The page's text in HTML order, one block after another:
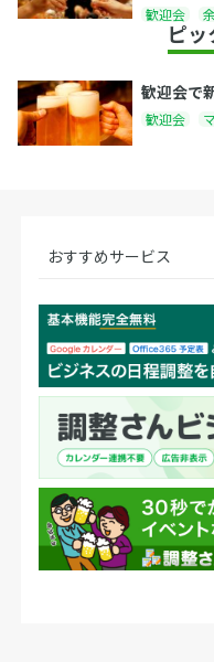
歓迎会
ピ
歓迎会で
歓迎会
おすすめサービス